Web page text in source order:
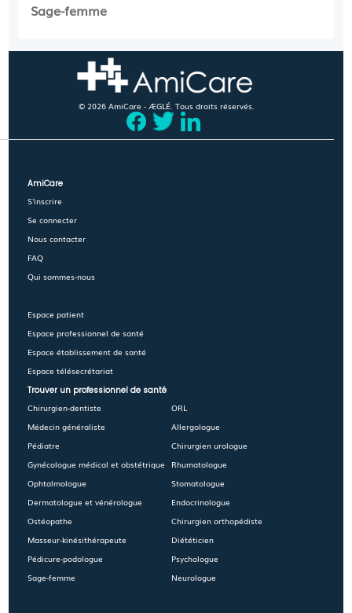
Sage-femme
© 2026 AmiCare - ÆGLÉ. Tous droits réservés.
AmiCare
S'inscrire
Se connecter
Nous contacter
FAQ
Qui sommes-nous
Espace patient
Espace professionnel de santé
Espace établissement de santé
Espace télésecrétariat
Trouver un professionnel de santé
Chirurgien-dentiste
Médecin généraliste
Pédiatre
Gynécologue médical et obstétrique
Ophtalmologue
Dermatologue et vénérologue
Ostéopathe
Masseur-kinésithérapeute
Pédicure-podologue
Sage-femme
ORL
Allergologue
Chirurgien urologue
Rhumatologue
Stomatologue
Endocrinologue
Chirurgien orthopédiste
Diététicien
Psychologue
Neurologue